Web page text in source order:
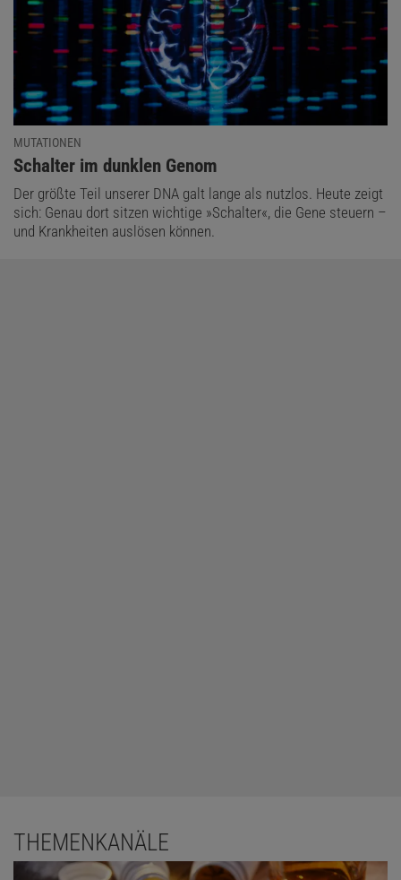
MUTATIONEN
:
Schalter im dunklen Genom
Der größte Teil unserer DNA galt lange als nutzlos. Heute zeigt
sich: Genau dort sitzen wichtige »Schalter«, die Gene steuern –
und Krankheiten auslösen können.
THEMENKANÄLE